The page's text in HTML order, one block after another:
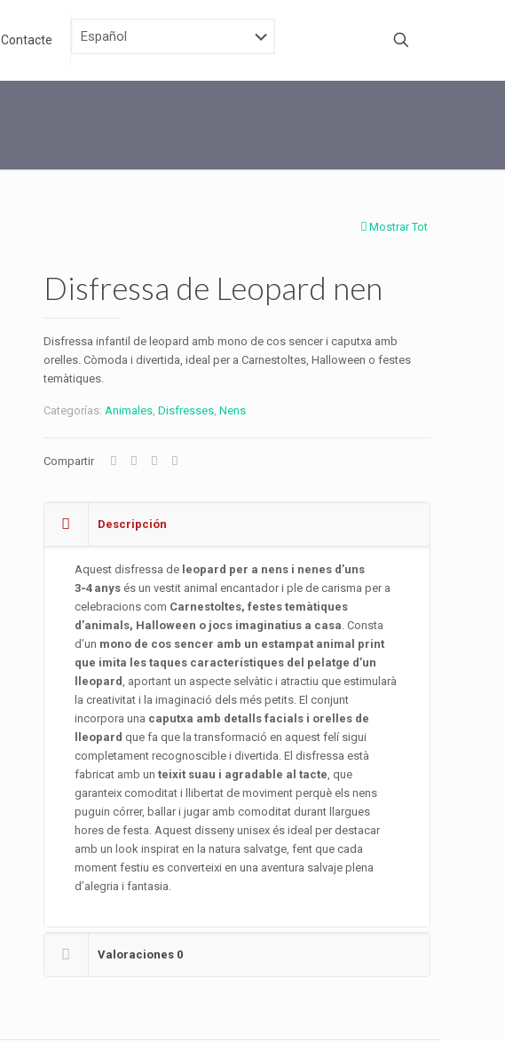
Contacte
Mostrar Tot
Disfressa de Leopard nen
Disfressa infantil de leopard amb mono de cos sencer i caputxa amb
orelles. Còmoda i divertida, ideal per a Carnestoltes, Halloween o festes
temàtiques.
Categorías:Animales,Disfresses,Nens
Compartir
Descripción
Aquest disfressa de leopard per a nens i nenes d’uns
3‑4 anys és un vestit animal encantador i ple de carisma per a
celebracions com Carnestoltes, festes temàtiques
d’animals, Halloween o jocs imaginatius a casa. Consta
d’un mono de cos sencer amb un estampat animal print
que imita les taques característiques del pelatge d’un
lleopard, aportant un aspecte selvàtic i atractiu que estimularà
la creativitat i la imaginació dels més petits. El conjunt
incorpora una caputxa amb detalls facials i orelles de
lleopard que fa que la transformació en aquest felí sigui
completament recognoscible i divertida. El disfressa està
fabricat amb unteixit suau i agradable al tacte, que
garanteix comoditat i llibertat de moviment perquè els nens
puguin córrer, ballar i jugar amb comoditat durant llargues
hores de festa. Aquest disseny unisex és ideal per destacar
amb un look inspirat en la natura salvatge, fent que cada
moment festiu es converteixi en una aventura salvaje plena
d’alegria i fantasia.
Valoraciones 0